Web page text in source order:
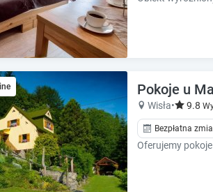
Pokoje u
Wisła• 9.8
Bezpłatna